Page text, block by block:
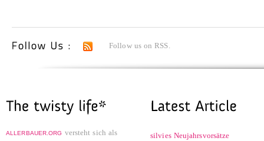
Follow us on RSS.
ALLERBAUER.ORG versteht sich als
silvies Neujahrsvorsätze